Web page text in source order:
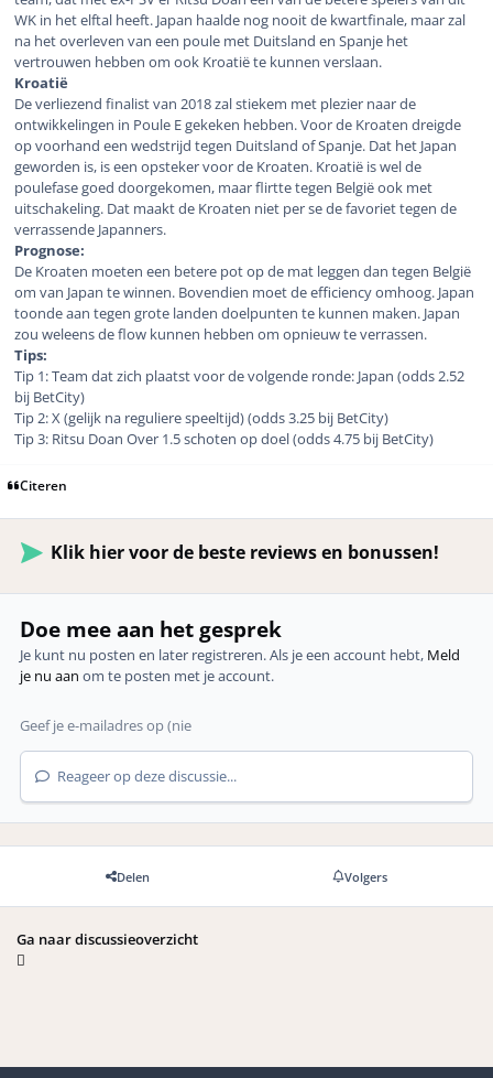
WK in het elftal heeft. Japan haalde nog nooit de kwartfinale, maar zal
na het overleven van een poule met Duitsland en Spanje het
vertrouwen hebben om ook Kroatië te kunnen verslaan.
Kroatië
De verliezend finalist van 2018 zal stiekem met plezier naar de
ontwikkelingen in Poule E gekeken hebben. Voor de Kroaten dreigde
op voorhand een wedstrijd tegen Duitsland of Spanje. Dat het Japan
geworden is, is een opsteker voor de Kroaten. Kroatië is wel de
poulefase goed doorgekomen, maar flirtte tegen België ook met
uitschakeling. Dat maakt de Kroaten niet per se de favoriet tegen de
verrassende Japanners.
Prognose:
De Kroaten moeten een betere pot op de mat leggen dan tegen België
om van Japan te winnen. Bovendien moet de efficiency omhoog. Japan
toonde aan tegen grote landen doelpunten te kunnen maken. Japan
zou weleens de flow kunnen hebben om opnieuw te verrassen.
Tips:
Tip 1: Team dat zich plaatst voor de volgende ronde: Japan (odds 2.52
bij BetCity)
Tip 2: X (gelijk na reguliere speeltijd) (odds 3.25 bij BetCity)
Tip 3: Ritsu Doan Over 1.5 schoten op doel (odds 4.75 bij BetCity)
Citeren
Klik hier voor de beste reviews en bonussen!
Doe mee aan het gesprek
Je kunt nu posten en later registreren. Als je een account hebt, Meld
je nu aan om te posten met je account.
Reageer op deze discussie...
Delen Volgers
Ga naar discussieoverzicht